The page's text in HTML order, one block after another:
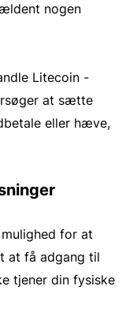
nogen
Litecoin -
at sætte
eller hæve,
for at
at få adgang til
tjener din fysiske